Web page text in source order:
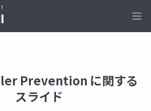
Prevention に関する
スライド